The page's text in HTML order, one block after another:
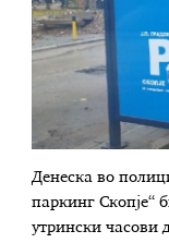
Денеска во
паркинг Скопје“
утрински часови